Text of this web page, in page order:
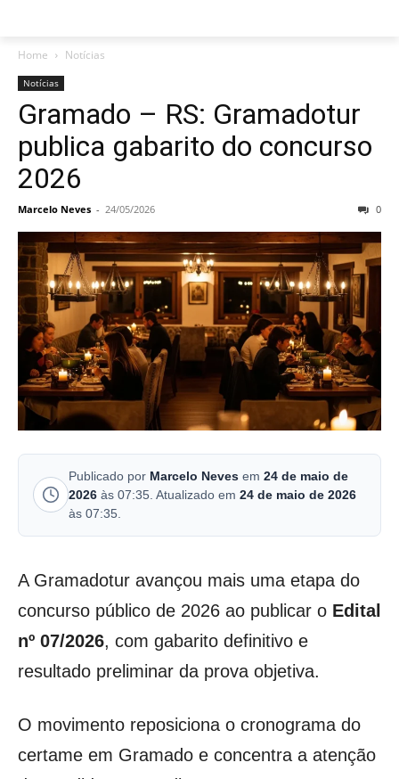
Home Notícias
Notícias
Gramado – RS: Gramadotur
publica gabarito do concurso
2026
Marcelo Neves - 24/05/2026 0
Publicado por Marcelo Neves em 24 de maio de
2026 às 07:35. Atualizado em 24 de maio de 2026
às 07:35.
A Gramadotur avançou mais uma etapa do
concurso público de 2026 ao publicar o Edital
nº 07/2026, com gabarito definitivo e
resultado preliminar da prova objetiva.
O movimento reposiciona o cronograma do
certame em Gramado e concentra a atenção